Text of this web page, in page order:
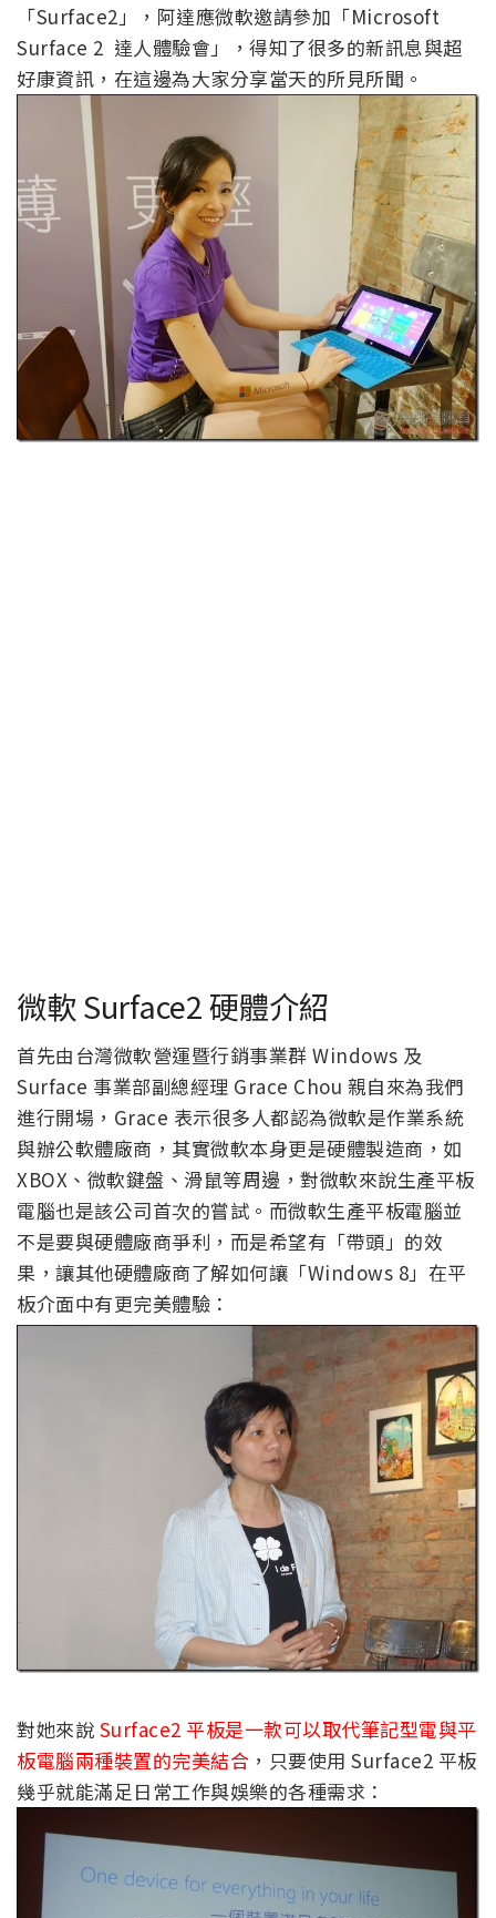
「Surface2」，阿達應微軟邀請參加「Microsoft
Surface 2 達人體驗會」，得知了很多的新訊息與超
好康資訊，在這邊為大家分享當天的所見所聞。
微軟 Surface2 硬體介紹
首先由台灣微軟營運暨行銷事業群 Windows 及
Surface 事業部副總經理 Grace Chou 親自來為我們
進行開場，Grace 表示很多人都認為微軟是作業系統
與辦公軟體廠商，其實微軟本身更是硬體製造商，如
XBOX、微軟鍵盤、滑鼠等周邊，對微軟來說生產平板
電腦也是該公司首次的嘗試。而微軟生產平板電腦並
不是要與硬體廠商爭利，而是希望有「帶頭」的效
果，讓其他硬體廠商了解如何讓「Windows 8」在平
板介面中有更完美體驗：
對她來說 Surface2 平板是一款可以取代筆記型電與平
板電腦兩種裝置的完美結合 ，只要使用 Surface2 平板
幾乎就能滿足日常工作與娛樂的各種需求：